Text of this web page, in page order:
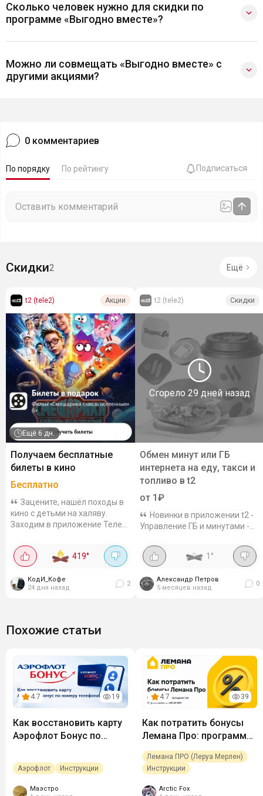
Сколько человек нужно для скидки по
программе «Выгодно вместе»?
Можно ли совмещать «Выгодно вместе» с
другими акциями?
0 комментариев
По порядку По рейтингу Подписаться
Скидки2 Ещё
t2 (tele2) Акции
Ещё 6 дн.
Получаем бесплатные
билеты в кино
Бесплатно
Зацените, нашёл походы в
кино с детьми на халяву.
Заходим в приложение Теле2
Проверяем, есть ли такие
предложения. Можно...
419°
КодИ_Кофе
24 дня назад
2
t2 (tele2) Скидки
Сгорело 29 дней назад
Обмен минут или ГБ
интернета на еду, такси и
топливо в t2
от 1₽
Новинки в приложении t2 -
Управление ГБ и минутами -
только раздел Устройства,
теперь выбор побольше куда
Конееееечно...
1 °
Александр Петров
5 месяцев назад
0
Похожие статьи
19
4.7
Как восстановить карту
Аэрофлот Бонус по
Аэрофлот Инструкции
Маэстро
39
4.7
Как потратить бонусы
Лемана Про: программа
лояльности и условия
списания
Лемана ПРО (Леруа Мерлен)
Инструкции
Arctic Fox